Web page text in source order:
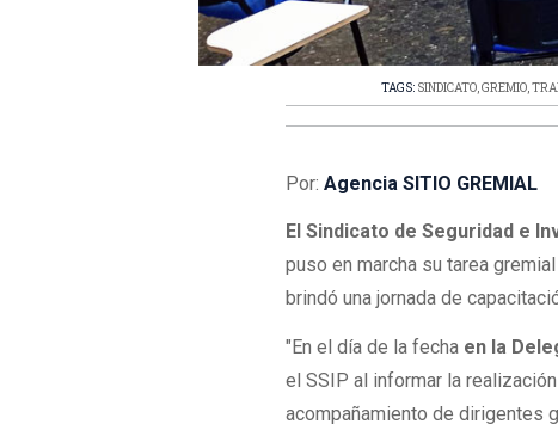
TAGS: SINDICATO,GREMIO,
Por:Agencia SITIO GREMIAL
El Sindicato de Seguridad e
puso en marcha su tarea
brindó una jornada de
"En el día de la fecha en la
el SSIP al informar la
acompañamiento de dirigentes